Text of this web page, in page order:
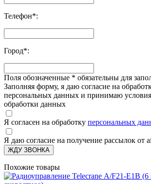
Телефон*:
Город*:
Поля обозначенные * обязательны для
Заполняя форму, я даю согласие на
персональных данных и принимаю
обработки данных
Я согласен на обработку персональных
Я даю согласие на получение рассылок от
ЖДУ ЗВОНКА
Похожие товары